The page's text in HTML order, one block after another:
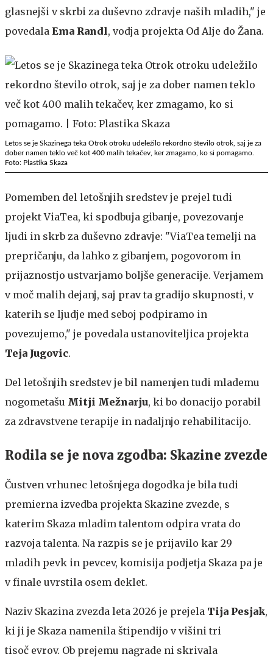
glasnejši v skrbi za duševno zdravje naših mladih," je
povedala Ema Randl, vodja projekta Od Alje do Žana.
Letos se je Skazinega teka Otrok otroku udeležilo rekordno število otrok, saj je za
dober namen teklo več kot 400 malih tekačev, ker zmagamo, ko si pomagamo.
Foto: Plastika Skaza
Pomemben del letošnjih sredstev je prejel tudi
projekt ViaTea, ki spodbuja gibanje, povezovanje
ljudi in skrb za duševno zdravje: "ViaTea temelji na
prepričanju, da lahko z gibanjem, pogovorom in
prijaznostjo ustvarjamo boljše generacije. Verjamem
v moč malih dejanj, saj prav ta gradijo skupnosti, v
katerih se ljudje med seboj podpiramo in
povezujemo," je povedala ustanoviteljica projekta
Teja Jugovic.
Del letošnjih sredstev je bil namenjen tudi mlademu
nogometašu Mitji Mežnarju, ki bo donacijo porabil
za zdravstvene terapije in nadaljnjo rehabilitacijo.
Rodila se je nova zgodba: Skazine zvezde
Čustven vrhunec letošnjega dogodka je bila tudi
premierna izvedba projekta Skazine zvezde, s
katerim Skaza mladim talentom odpira vrata do
razvoja talenta. Na razpis se je prijavilo kar 29
mladih pevk in pevcev, komisija podjetja Skaza pa je
v finale uvrstila osem deklet.
Naziv Skazina zvezda leta 2026 je prejela Tija Pesjak,
ki ji je Skaza namenila štipendijo v višini tri
tisoč evrov. Ob prejemu nagrade ni skrivala